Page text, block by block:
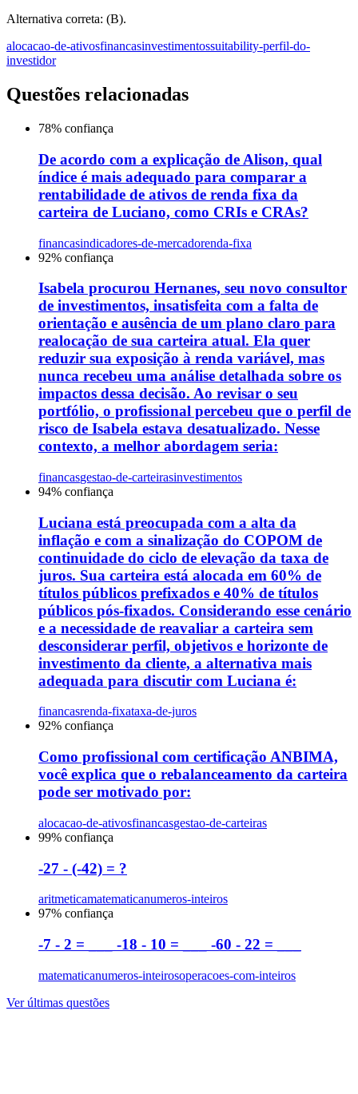
Alternativa correta: (B).
alocacao-de-ativosfinancasinvestimentossuitability-perfil-do-
investidor
Questões relacionadas
78% confiança
De acordo com a explicação de Alison, qual
índice é mais adequado para comparar a
rentabilidade de ativos de renda fixa da
carteira de Luciano, como CRIs e CRAs?
financasindicadores-de-mercadorenda-fixa
92% confiança
Isabela procurou Hernanes, seu novo consultor
de investimentos, insatisfeita com a falta de
orientação e ausência de um plano claro para
realocação de sua carteira atual. Ela quer
reduzir sua exposição à renda variável, mas
nunca recebeu uma análise detalhada sobre os
impactos dessa decisão. Ao revisar o seu
portfólio, o profissional percebeu que o perfil de
risco de Isabela estava desatualizado. Nesse
contexto, a melhor abordagem seria:
financasgestao-de-carteirasinvestimentos
94% confiança
Luciana está preocupada com a alta da
inflação e com a sinalização do COPOM de
continuidade do ciclo de elevação da taxa de
juros. Sua carteira está alocada em 60% de
títulos públicos prefixados e 40% de títulos
públicos pós-fixados. Considerando esse cenário
e a necessidade de reavaliar a carteira sem
desconsiderar perfil, objetivos e horizonte de
investimento da cliente, a alternativa mais
adequada para discutir com Luciana é:
financasrenda-fixataxa-de-juros
92% confiança
Como profissional com certificação ANBIMA,
você explica que o rebalanceamento da carteira
pode ser motivado por:
alocacao-de-ativosfinancasgestao-de-carteiras
99% confiança
-27 - (-42) = ?
aritmeticamatematicanumeros-inteiros
97% confiança
-7 - 2 = ___ -18 - 10 = ___ -60 - 22 = ___
matematicanumeros-inteirosoperacoes-com-inteiros
Ver últimas questões